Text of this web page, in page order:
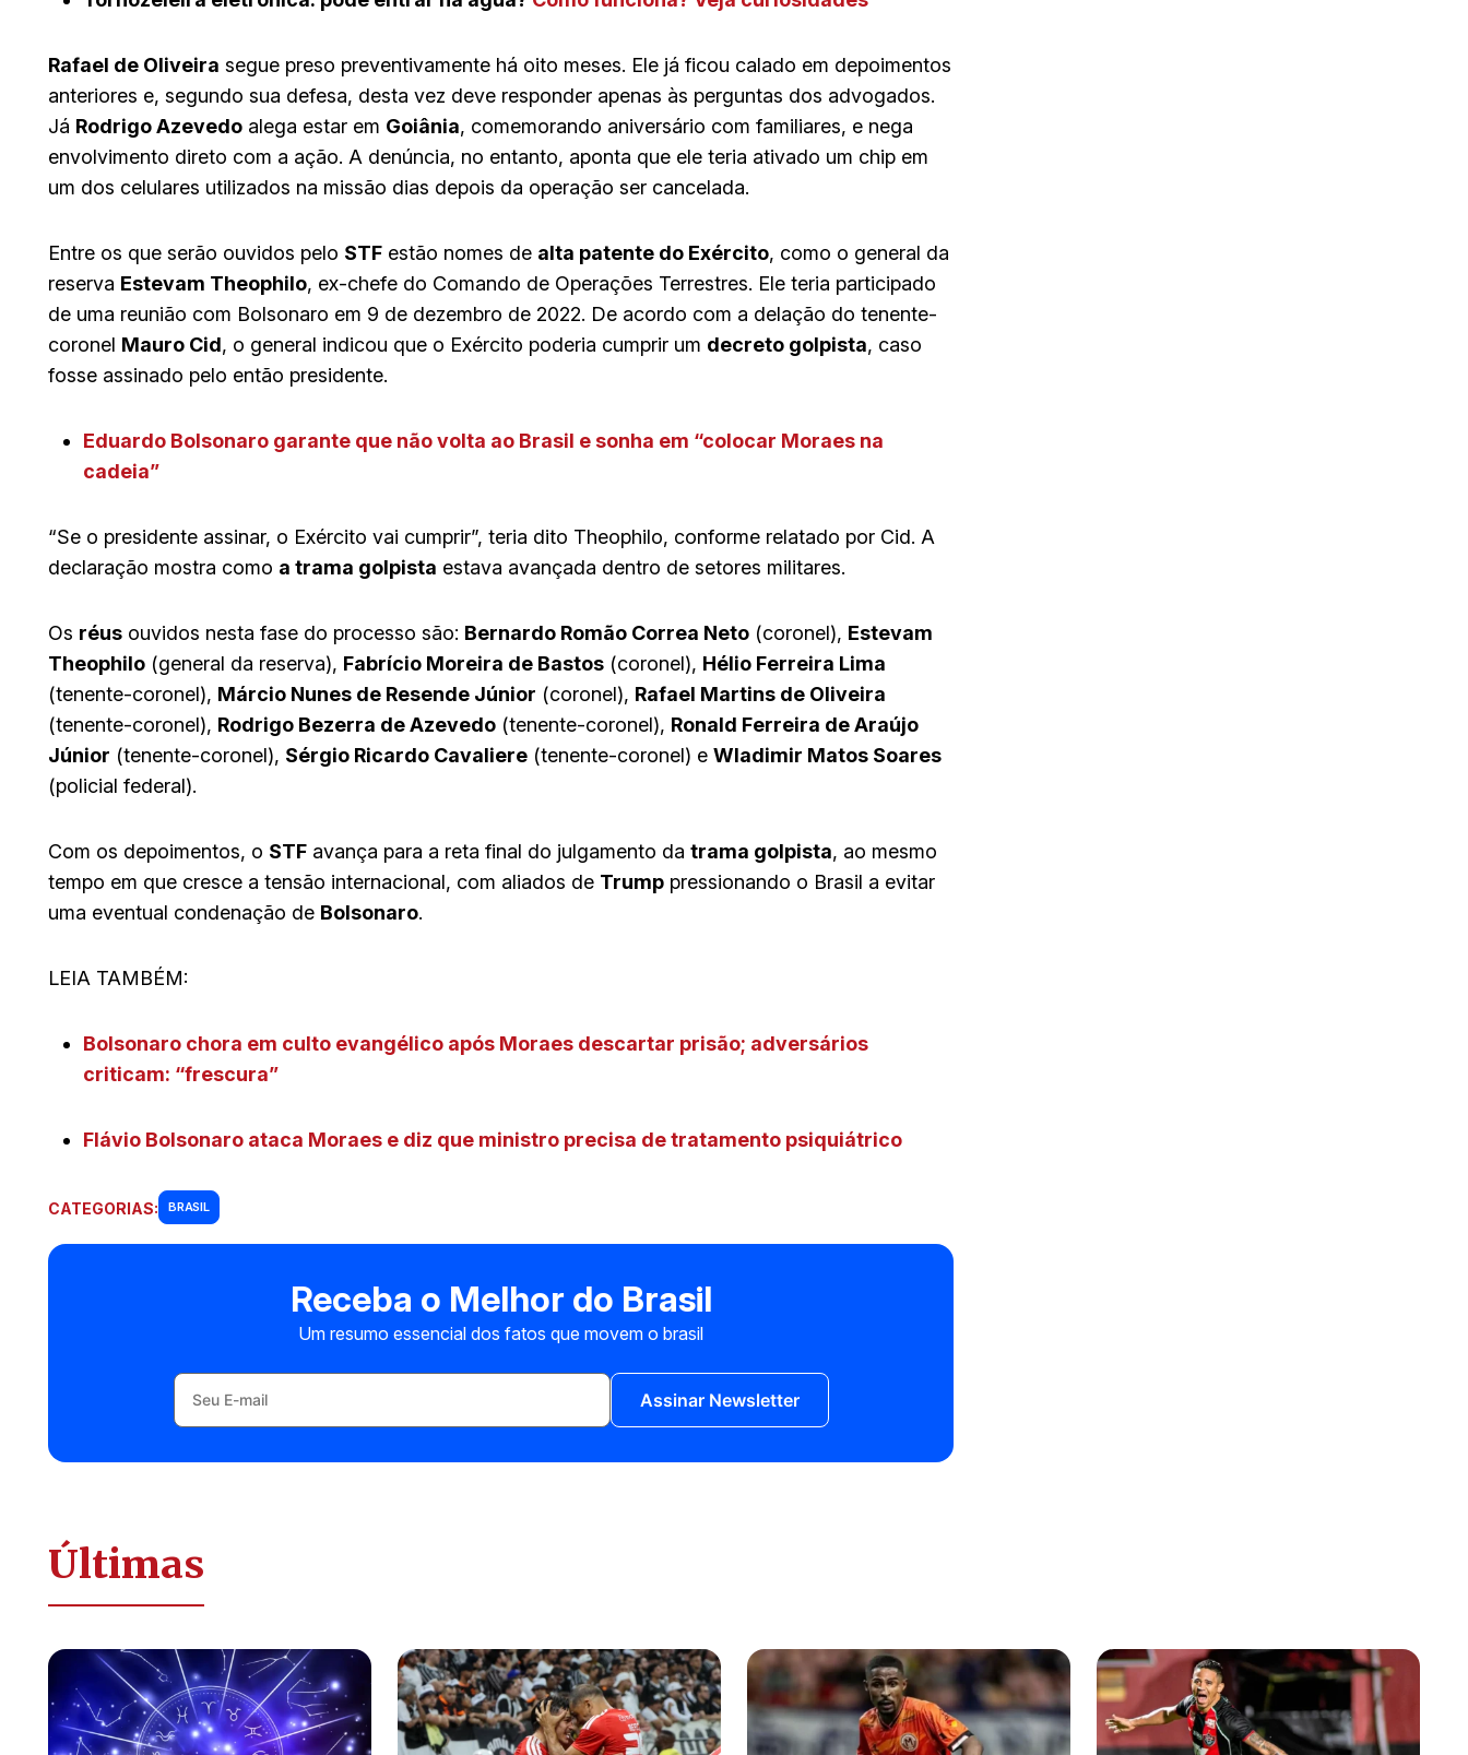
Rafael de Oliveira segue preso preventivamente há oito meses. Ele já ficou calado em depoimentos
anteriores e, segundo sua defesa, desta vez deve responder apenas às perguntas dos advogados.
Já Rodrigo Azevedo alega estar em Goiânia, comemorando aniversário com familiares, e nega
envolvimento direto com a ação. A denúncia, no entanto, aponta que ele teria ativado um chip em
um dos celulares utilizados na missão dias depois da operação ser cancelada.
Entre os que serão ouvidos pelo STF estão nomes de alta patente do Exército, como o general da
reserva Estevam Theophilo, ex-chefe do Comando de Operações Terrestres. Ele teria participado
de uma reunião com Bolsonaro em 9 de dezembro de 2022. De acordo com a delação do tenente-
coronel Mauro Cid, o general indicou que o Exército poderia cumprir um decreto golpista, caso
fosse assinado pelo então presidente.
Eduardo Bolsonaro garante que não volta ao Brasil e sonha em “colocar Moraes na
cadeia”
“Se o presidente assinar, o Exército vai cumprir”, teria dito Theophilo, conforme relatado por Cid. A
declaração mostra como a trama golpista estava avançada dentro de setores militares.
Os réus ouvidos nesta fase do processo são: Bernardo Romão Correa Neto (coronel), Estevam
Theophilo (general da reserva), Fabrício Moreira de Bastos (coronel), Hélio Ferreira Lima
(tenente-coronel), Márcio Nunes de Resende Júnior (coronel), Rafael Martins de Oliveira
(tenente-coronel), Rodrigo Bezerra de Azevedo (tenente-coronel), Ronald Ferreira de Araújo
Júnior (tenente-coronel), Sérgio Ricardo Cavaliere (tenente-coronel) e Wladimir Matos Soares
(policial federal).
Com os depoimentos, o STF avança para a reta final do julgamento da trama golpista, ao mesmo
tempo em que cresce a tensão internacional, com aliados de Trump pressionando o Brasil a evitar
uma eventual condenação de Bolsonaro.
LEIA TAMBÉM:
Bolsonaro chora em culto evangélico após Moraes descartar prisão; adversários
criticam: “frescura”
Flávio Bolsonaro ataca Moraes e diz que ministro precisa de tratamento psiquiátrico
CATEGORIAS: BRASIL
Receba o Melhor do Brasil
Um resumo essencial dos fatos que movem o brasil
Assinar Newsletter
Últimas